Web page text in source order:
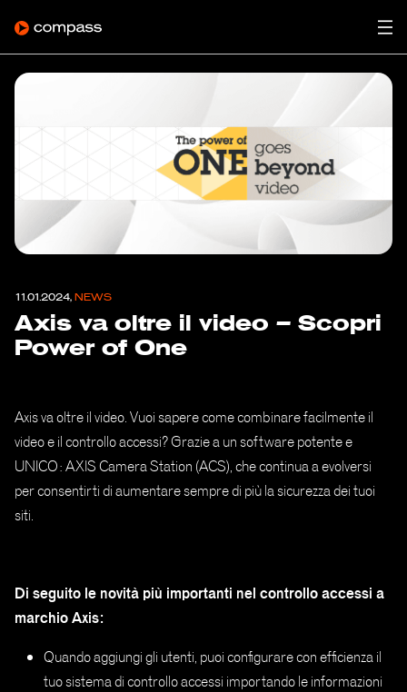
11.01.2024, NEWS
Axis va oltre il video – Scopri
Power of One
Axis va oltre il video. Vuoi sapere come combinare facilmente il
video e il controllo accessi? Grazie a un software potente e
UNICO: AXIS Camera Station (ACS), che continua a evolversi
per consentirti di aumentare sempre di più la sicurezza dei tuoi
siti.
Di seguito le novità più importanti nel controllo accessi a
marchio Axis:
Quando aggiungi gli utenti, puoi configurare con efficienza il
tuo sistema di controllo accessi importando le informazioni